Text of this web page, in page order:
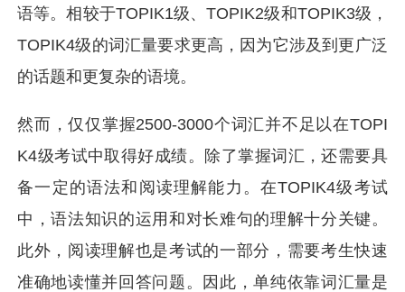
语等。相较于TOPIK1级、TOPIK2级和TOPIK3级，
TOPIK4级的词汇量要求更高，因为它涉及到更广泛
的话题和更复杂的语境。
然而，仅仅掌握2500-3000个词汇并不足以在TOPI
K4级考试中取得好成绩。除了掌握词汇，还需要具
备一定的语法和阅读理解能力。在TOPIK4级考试
中，语法知识的运用和对长难句的理解十分关键。
此外，阅读理解也是考试的一部分，需要考生快速
准确地读懂并回答问题。因此，单纯依靠词汇量是